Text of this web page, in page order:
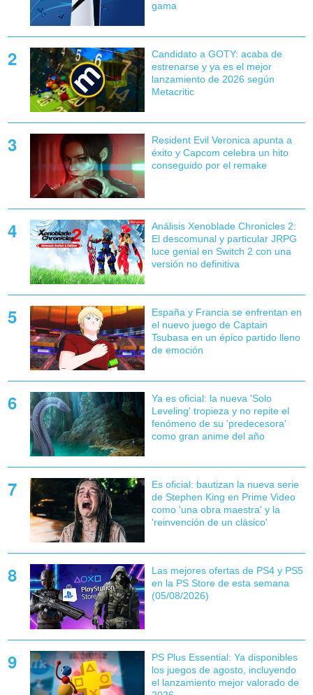
gama
Candidato a GOTY: acaba de
estrenarse y ya es el mejor
lanzamiento de 2026 según
Metacritic
Resident Evil Veronica apunta a
éxito y Capcom celebra un hito
conseguido por el remake
Análisis Xenoblade Chronicles 2:
El descomunal y particular JRPG
luce genial en Switch 2 con una
versión no definitiva
España y Francia se enfrentan en
el nuevo juego de Captain
Tsubasa en un épico partido lleno
de emoción
Ya es oficial: la nueva 'Solo
Leveling' tropieza y no repite el
fenómeno de su 'predecesora'
como gran anime del año
Es oficial: bautizan la nueva serie
de Stephen King en Prime Video
como 'una obra maestra' y la
'reinvención de un clásico'
Las mejores ofertas de PS4 y PS5
en la PS Store de esta semana
(05/08/2026)
PS Plus Essential: Ya disponibles
los juegos de agosto, incluyendo
el lanzamiento mejor valorado de